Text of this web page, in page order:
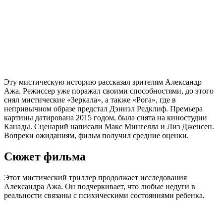
Эту мистическую историю рассказал зрителям Александр
Ажа. Режиссер уже поражал своими способностями, до этого
снял мистические «Зеркала», а также «Рога», где в
непривычном образе предстал Дэниэл Редклиф. Премьера
картины датирована 2015 годом, была снята на киностудии
Канады. Сценарий написали Макс Мингелла и Лиз Дженсен.
Вопреки ожиданиям, фильм получил средние оценки.
Сюжет фильма
Этот мистический триллер продолжает исследования
Александра Ажа. Он подчеркивает, что любые недуги в
реальности связаны с психическими состояниями ребенка.